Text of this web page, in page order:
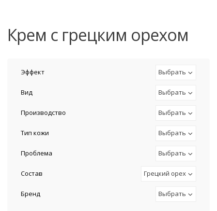
крем с грецким орехом
Эффект Выбрать
Вид Выбрать
Производство Выбрать
Тип кожи Выбрать
Проблема Выбрать
Состав Грецкий орех
Бренд Выбрать